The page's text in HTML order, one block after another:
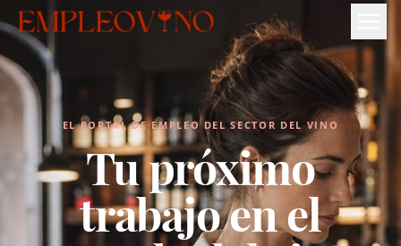
EL PORTAL DE EMPLEO DEL SECTOR DEL VINO
Tu próximo
trabajo en el